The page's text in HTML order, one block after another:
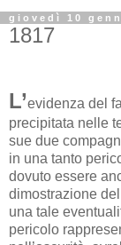
giovedì 10
1817
L’evidenza del
precipitata nelle
sue due
in una tanto
dovuto essere
dimostrazione
una tale
pericolo